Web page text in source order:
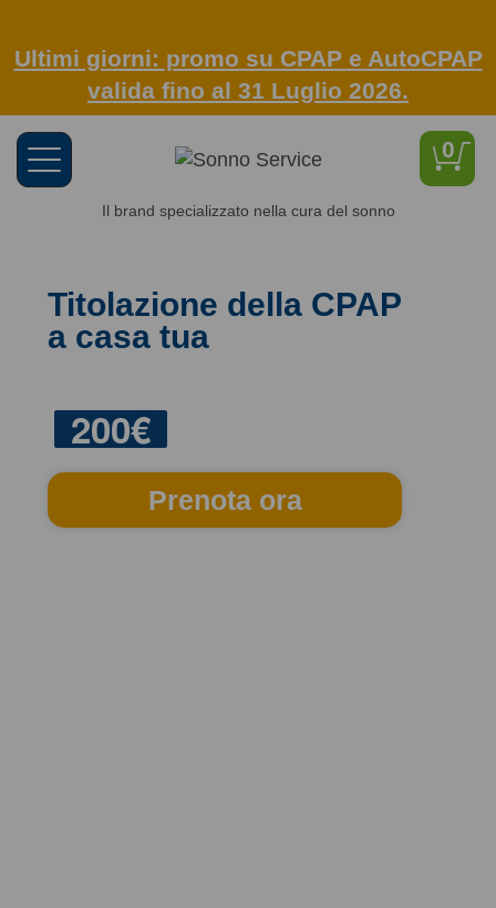
Ultimi giorni: promo su CPAP e AutoCPAP
valida fino al 31 Luglio 2026.
0
Toggle
navigation
Il brand specializzato nella cura del sonno
Titolazione della CPAP
a casa tua
200€
Prenota ora